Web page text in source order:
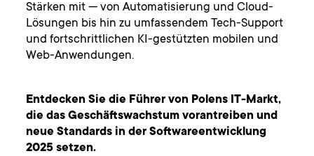
Stärken mit — von Automatisierung und Cloud-
Lösungen bis hin zu umfassendem Tech-Support
und fortschrittlichen KI-gestützten mobilen und
Web-Anwendungen.
Entdecken Sie die Führer von Polens IT-Markt,
die das Geschäftswachstum vorantreiben und
neue Standards in der Softwareentwicklung
2025 setzen.